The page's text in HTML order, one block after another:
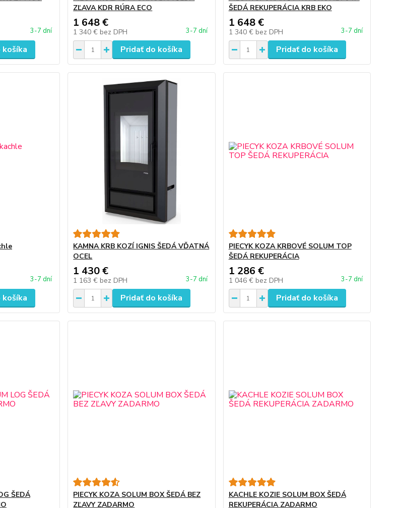
3-7 dní
košíka
ZĽAVA KDR RÚRA ECO
1 648 €
1 340 € bez DPH 3-7 dní
Pridať do košíka
ŠEDÁ REKUPERÁCIA KRB EKO
1 648 €
1 340 € bez DPH 3-7 dní
Pridať do košíka
3-7 dní
košíka
KAMNA KRB KOZÍ IGNIS ŠEDÁ VĎATNÁ
OCEL
1 430 €
1 163 € bez DPH 3-7 dní
Pridať do košíka
PIECYK KOZA KRBOVÉ SOLUM TOP
ŠEDÁ REKUPERÁCIA
1 286 €
1 046 € bez DPH 3-7 dní
Pridať do košíka
ŠEDÁ
PIECYK KOZA SOLUM BOX ŠEDÁ BEZ
ZĽAVY ZADARMO
KACHLE KOZIE SOLUM BOX ŠEDÁ
REKUPERÁCIA ZADARMO